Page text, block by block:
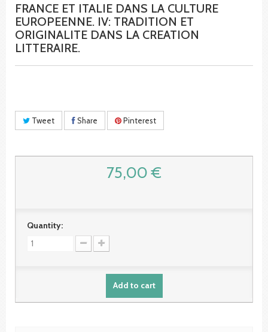
FRANCE ET ITALIE DANS LA CULTURE
EUROPEENNE. IV: TRADITION ET
ORIGINALITE DANS LA CREATION
LITTERAIRE.
Tweet Share Pinterest
75,00 €
Quantity:
Add to cart